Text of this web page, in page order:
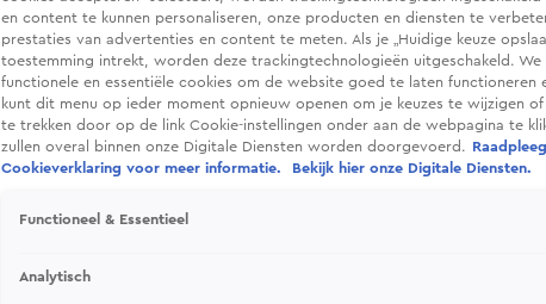
en content te kunnen personaliseren, onze producten en diensten te
prestaties van advertenties en content te meten. Als je „Huidige keuze
toestemming intrekt, worden deze trackingtechnologieën uitgeschakeld. We
functionele en essentiële cookies om de website goed te laten functioneren
kunt dit menu op ieder moment opnieuw openen om je keuzes te wijzigen
te trekken door op de link Cookie-instellingen onder aan de webpagina te
zullen overal binnen onze Digitale Diensten worden doorgevoerd.
Cookieverklaring voor meer informatie.
Bekijk hier onze Digitale Diensten.
Functioneel & Essentieel
Analytisch